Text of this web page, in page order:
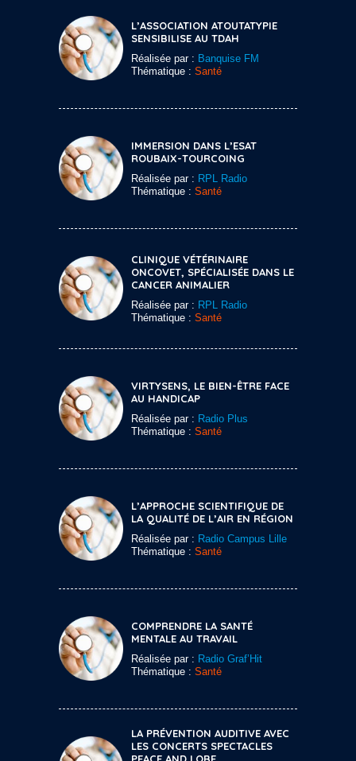
L’ASSOCIATION ATOUTATYPIE
SENSIBILISE AU TDAH
Réalisée par : Banquise FM
Thématique : Santé
IMMERSION DANS L’ESAT
ROUBAIX-TOURCOING
Réalisée par : RPL Radio
Thématique : Santé
CLINIQUE VÉTÉRINAIRE
ONCOVET, SPÉCIALISÉE DANS LE
CANCER ANIMALIER
Réalisée par : RPL Radio
Thématique : Santé
VIRTYSENS, LE BIEN-ÊTRE FACE
AU HANDICAP
Réalisée par : Radio Plus
Thématique : Santé
L’APPROCHE SCIENTIFIQUE DE
LA QUALITÉ DE L’AIR EN RÉGION
Réalisée par : Radio Campus Lille
Thématique : Santé
COMPRENDRE LA SANTÉ
MENTALE AU TRAVAIL
Réalisée par : Radio Graf’Hit
Thématique : Santé
LA PRÉVENTION AUDITIVE AVEC
LES CONCERTS SPECTACLES